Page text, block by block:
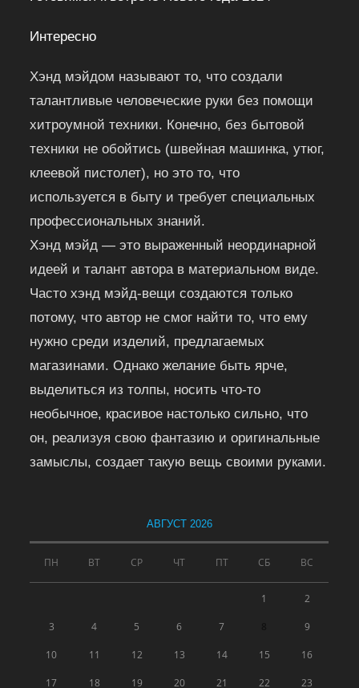
Интересно
Хэнд мэйдом называют то, что создали
талантливые человеческие руки без помощи
хитроумной техники. Конечно, без бытовой
техники не обойтись (швейная машинка, утюг,
клеевой пистолет), но это то, что
используется в быту и требует специальных
профессиональных знаний.
Хэнд мэйд — это выраженный неординарной
идеей и талант автора в материальном виде.
Часто хэнд мэйд-вещи создаются только
потому, что автор не смог найти то, что ему
нужно среди изделий, предлагаемых
магазинами. Однако желание быть ярче,
выделиться из толпы, носить что-то
необычное, красивое настолько сильно, что
он, реализуя свою фантазию и оригинальные
замыслы, создает такую вещь своими руками.
АВГУСТ 2026
ПН ВТ СР ЧТ ПТ СБ ВС
1 2
3 4 5 6 7 9
10 11 12 13 14 15 16
17 18 19 20 21 22 23